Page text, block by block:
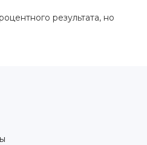
результата, но